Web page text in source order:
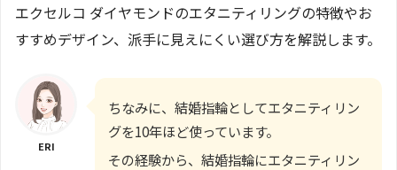
エクセルコ ダイヤモンドのエタニティリングの特徴やお
すすめデザイン、派手に見えにくい選び方を解説します。
ERI
ちなみに、結婚指輪としてエタニティリン
グを10年ほど使っています。
その経験から、結婚指輪にエタニティリン